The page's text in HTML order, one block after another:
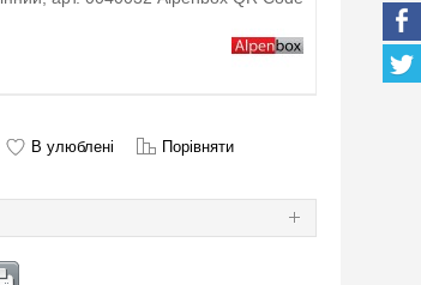
В улюблені Порівняти